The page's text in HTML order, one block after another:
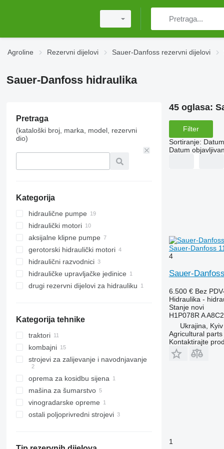
Agroline Rezervni dijelovi Sauer-Danfoss rezervni dijelovi
Sauer-Danfoss hidraulika
Pretraga
(kataloški broj, marka, model, rezervni
dio)
Kategorija
hidraulične pumpe
hidraulički motori
aksijalne klipne pumpe
gerotorski hidraulički motori
hidraulični razvodnici
hidrauličke upravljačke jedinice
drugi rezervni dijelovi za hidrauliku
Kategorija tehnike
traktori
traktori na kotačima
kombajni
kombajni za pamuk
strojevi za zaliјеvanje i navodnjavanje
sustavi za navodnjavanje
oprema za kosidbu sijena
poljoprivredni utovarivači
mašina za šumarstvo
forvarderi
harvesteri
vinogradarske opreme
ostali poljoprivredni strojevi
45 oglasa:
Filter
Sortiranje:
Datum
Sauer-Danfoss
4
Sauer-
6.500 € Bez
Hidraulika -
Stanjenovi
H1P078R A
Ukrajina, Kyiv
Agricultural parts
Kontaktirajte
1